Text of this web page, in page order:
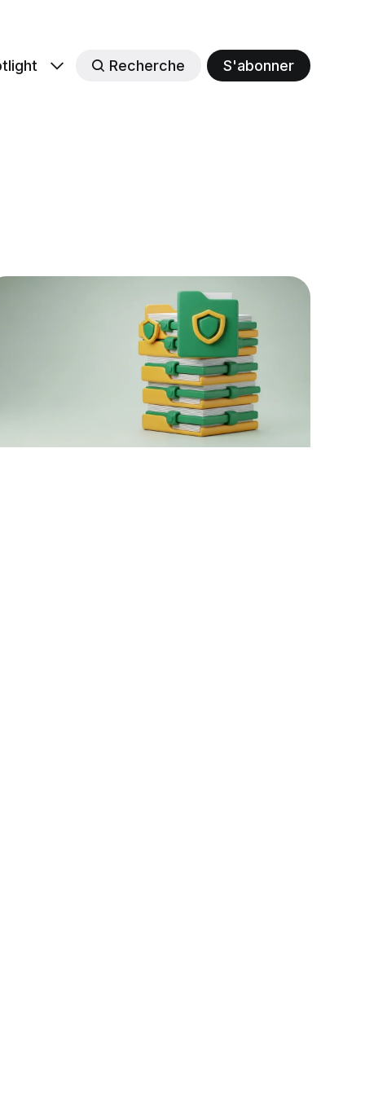
Recherche S'abonner